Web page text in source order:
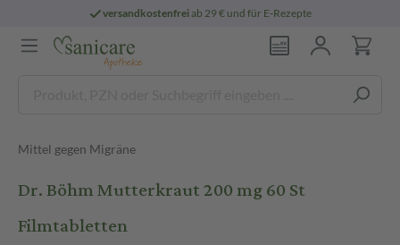
versandkostenfreiab 29 € und für E-Rezepte
Mittel gegen Migräne
Dr. Böhm Mutterkraut 200 mg 60 St
Filmtabletten